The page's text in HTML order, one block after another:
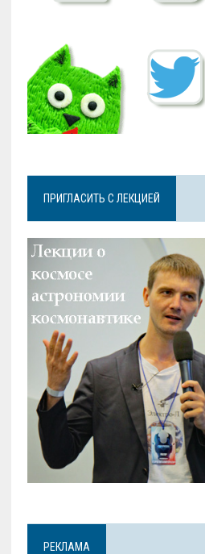
ПРИГЛАСИТЬ С ЛЕКЦИЕЙ
РЕКЛАМА